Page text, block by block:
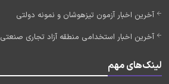
آخرین اخبار آزمون تیزهوشان و نمونه دولتی
آخرین اخبار استخدامی منطقه آزاد تجاری صنعتی 1405
لینک‌های مهم